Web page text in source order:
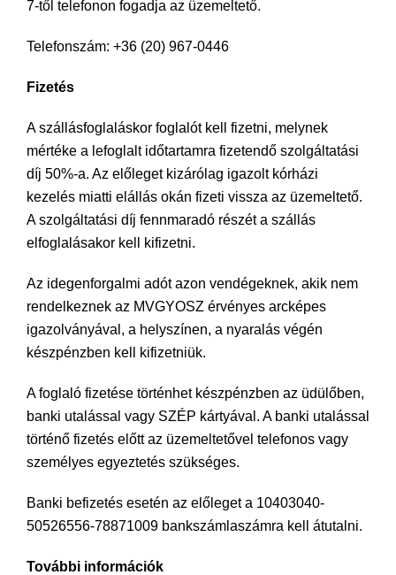
7-től telefonon fogadja az üzemeltető.
Telefonszám: +36 (20) 967-0446
Fizetés
A szállásfoglaláskor foglalót kell fizetni, melynek
mértéke a lefoglalt időtartamra fizetendő szolgáltatási
díj 50%-a. Az előleget kizárólag igazolt kórházi
kezelés miatti elállás okán fizeti vissza az üzemeltető.
A szolgáltatási díj fennmaradó részét a szállás
elfoglalásakor kell kifizetni.
Az idegenforgalmi adót azon vendégeknek, akik nem
rendelkeznek az MVGYOSZ érvényes arcképes
igazolványával, a helyszínen, a nyaralás végén
készpénzben kell kifizetniük.
A foglaló fizetése történhet készpénzben az üdülőben,
banki utalással vagy SZÉP kártyával. A banki utalással
történő fizetés előtt az üzemeltetővel telefonos vagy
személyes egyeztetés szükséges.
Banki befizetés esetén az előleget a 10403040-
50526556-78871009 bankszámlaszámra kell átutalni.
További információk